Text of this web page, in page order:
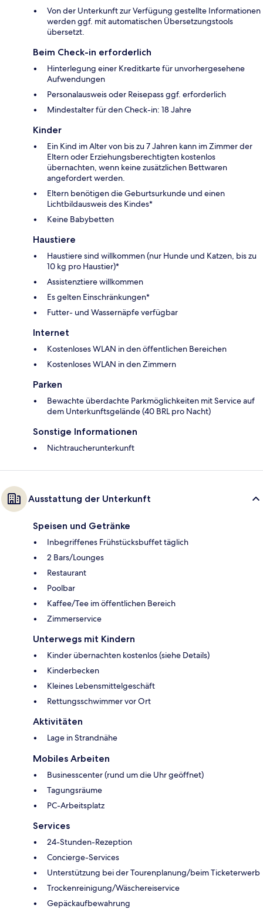
Von der Unterkunft zur Verfügung gestellte Informationen
werden ggf. mit automatischen Übersetzungstools
übersetzt.
Beim Check-in erforderlich
Hinterlegung einer Kreditkarte für unvorhergesehene
Aufwendungen
Personalausweis oder Reisepass ggf. erforderlich
Mindestalter für den Check-in: 18 Jahre
Kinder
Ein Kind im Alter von bis zu 7 Jahren kann im Zimmer der
Eltern oder Erziehungsberechtigten kostenlos
übernachten, wenn keine zusätzlichen Bettwaren
angefordert werden.
Eltern benötigen die Geburtsurkunde und einen
Lichtbildausweis des Kindes*
Keine Babybetten
Haustiere
Haustiere sind willkommen (nur Hunde und Katzen, bis zu
10 kg pro Haustier)*
Assistenztiere willkommen
Es gelten Einschränkungen*
Futter- und Wassernäpfe verfügbar
Internet
Kostenloses WLAN in den öffentlichen Bereichen
Kostenloses WLAN in den Zimmern
Parken
Bewachte überdachte Parkmöglichkeiten mit Service auf
dem Unterkunftsgelände (40 BRL pro Nacht)
Sonstige Informationen
Nichtraucherunterkunft
Ausstattung der Unterkunft
Speisen und Getränke
Inbegriffenes Frühstücksbuffet täglich
2 Bars/Lounges
Restaurant
Poolbar
Kaffee/Tee im öffentlichen Bereich
Zimmerservice
Unterwegs mit Kindern
Kinder übernachten kostenlos (siehe Details)
Kinderbecken
Kleines Lebensmittelgeschäft
Rettungsschwimmer vor Ort
Aktivitäten
Lage in Strandnähe
Mobiles Arbeiten
Businesscenter (rund um die Uhr geöffnet)
Tagungsräume
PC-Arbeitsplatz
Services
24-Stunden-Rezeption
Concierge-Services
Unterstützung bei der Tourenplanung/beim Ticketerwerb
Trockenreinigung/Wäschereiservice
Gepäckaufbewahrung